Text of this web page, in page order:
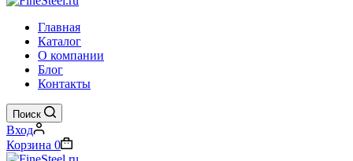
Главная
Каталог
О компании
Блог
Контакты
Поиск
Вход
Корзина 0